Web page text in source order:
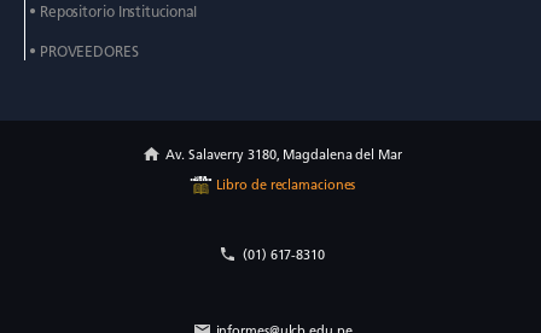
• Repositorio Institucional
• PROVEEDORES
Av. Salaverry 3180, Magdalena del Mar
Libro de reclamaciones
(01) 617-8310